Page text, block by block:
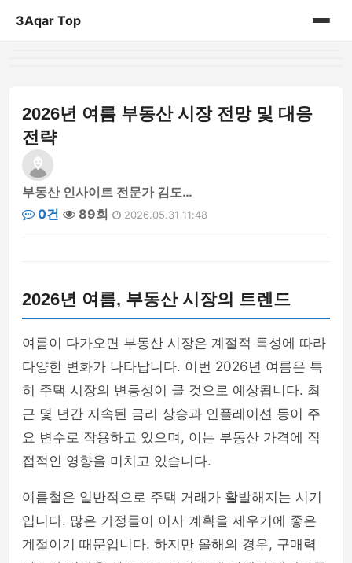
3Aqar Top
2026년 여름 부동산 시장 전망 및 대응
전략
부동산 인사이트 전문가 김도…
0건
89회 2026.05.31 11:48
2026년 여름, 부동산 시장의 트렌드
여름이 다가오면 부동산 시장은 계절적 특성에 따라
다양한 변화가 나타납니다. 이번 2026년 여름은 특
히 주택 시장의 변동성이 클 것으로 예상됩니다. 최
근 몇 년간 지속된 금리 상승과 인플레이션 등이 주
요 변수로 작용하고 있으며, 이는 부동산 가격에 직
접적인 영향을 미치고 있습니다.
여름철은 일반적으로 주택 거래가 활발해지는 시기
입니다. 많은 가정들이 이사 계획을 세우기에 좋은
계절이기 때문입니다. 하지만 올해의 경우, 구매력